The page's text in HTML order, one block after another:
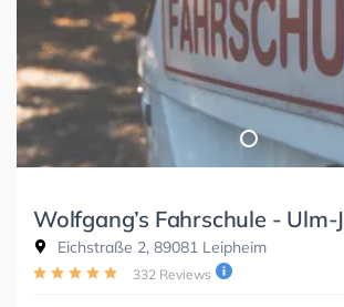
Wolfgang’s Fahrschule - Ulm-
Eichstraße 2, 89081 Leipheim
332 Reviews